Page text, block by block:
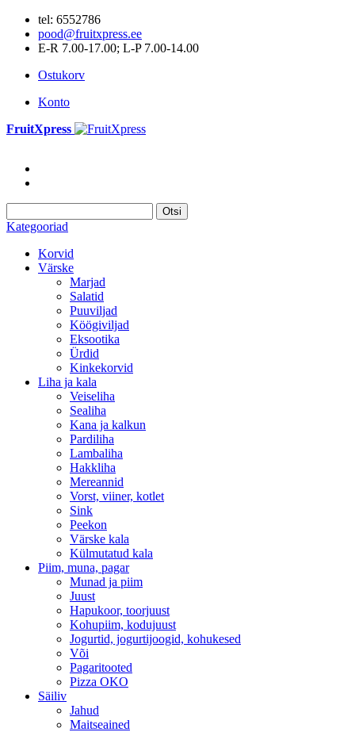
tel: 6552786
pood@fruitxpress.ee
E-R 7.00-17.00; L-P 7.00-14.00
Ostukorv
Konto
FruitXpress
Otsi
Kategooriad
Korvid
Värske
Marjad
Salatid
Puuviljad
Köögiviljad
Eksootika
Ürdid
Kinkekorvid
Liha ja kala
Veiseliha
Sealiha
Kana ja kalkun
Pardiliha
Lambaliha
Hakkliha
Mereannid
Vorst, viiner, kotlet
Sink
Peekon
Värske kala
Külmutatud kala
Piim, muna, pagar
Munad ja piim
Juust
Hapukoor, toorjuust
Kohupiim, kodujuust
Jogurtid, jogurtijoogid, kohukesed
Või
Pagaritooted
Pizza OKO
Säiliv
Jahud
Maitseained